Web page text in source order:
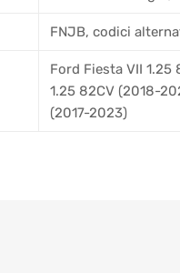
FNJB, codici
Ford Fiesta VII 1.25
1.25 82CV (2018-
(2017-2023)